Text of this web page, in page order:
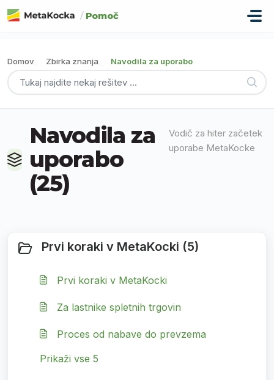
/ Pomoč
Domov Zbirka znanja Navodila za uporabo
Navodila za
uporabo
(25)
Vodič za hiter začetek
uporabe MetaKocke
Prvi koraki v MetaKocki (5)
Prvi koraki v MetaKocki
Za lastnike spletnih trgovin
Proces od nabave do prevzema
Prikaži vse 5